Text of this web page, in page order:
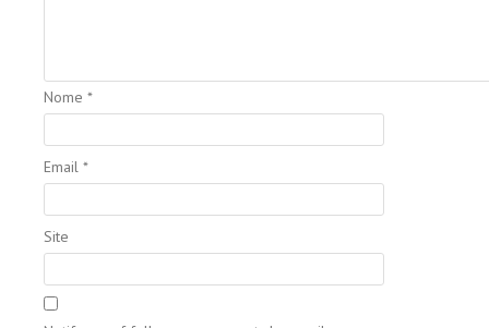
Nome *
Email *
Site